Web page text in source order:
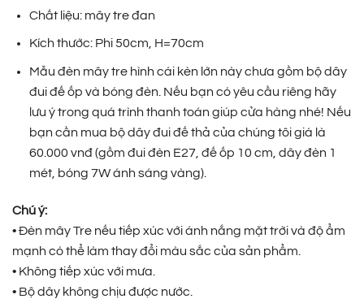
Chất liệu: mây tre đan
Kích thước: Phi 50cm, H=70cm
Mẫu đèn mây tre hình cái kèn lớn này chưa gồm bộ dây
đui đế ốp và bóng đèn. Nếu bạn có yêu cầu riêng hãy
lưu ý trong quá trình thanh toán giúp cửa hàng nhé! Nếu
bạn cần mua bộ dây đui đế thả của chúng tôi giá là
60.000 vnđ (gồm đui đèn E27, đế ốp 10 cm, dây đèn 1
mét, bóng 7W ánh sáng vàng).
Chú ý:
• Đèn mây Tre nếu tiếp xúc với ánh nắng mặt trời và độ ẩm
mạnh có thể làm thay đổi màu sắc của sản phẩm.
• Không tiếp xúc với mưa.
• Bộ dây không chịu được nước.